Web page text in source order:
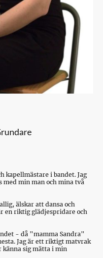
kapellmästare i bandet. Jag
med min man och mina två
älskar att dansa och
en riktig glädjespridare och
- då "mamma Sandra"
Jag är ett riktigt matvrak
sig mätta i min